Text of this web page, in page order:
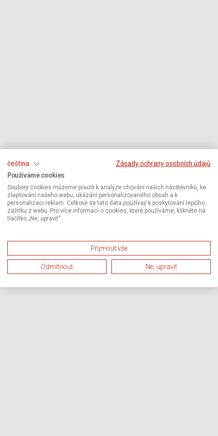
čeština
Zásady ochrany osobních údajů
Používáme cookies
Soubory cookies můžeme použít k analýze chování našich návštěvníků, ke
zlepšování našeho webu, ukázání personalizovaného obsah a k
personalizaci reklam. Celkově se tato data používají k poskytování lepšího
zážitku z webu. Pro více informací o cookies, které používáme, klikněte na
tlačítko „Ne, upravit“.
Přijmout vše
Odmítnout Ne, upravit